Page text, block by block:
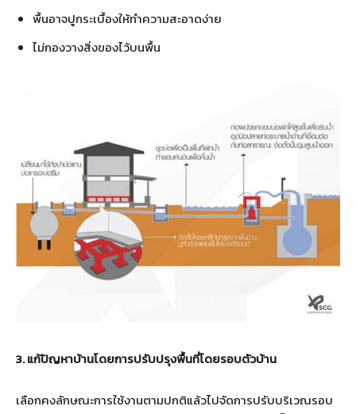
พื้นอาจปูกระเบื้องให้ทำความสะอาดง่าย
ไม่กองวางสิ่งของไว้บนพื้น
3. แก้ปัญหาบ้านโดยการปรับปรุงพื้นที่โดยรอบตัวบ้าน
เลือกคงลักษณะการใช้งานตามปกติแล้วไปจัดการปรับบริเวณรอบ